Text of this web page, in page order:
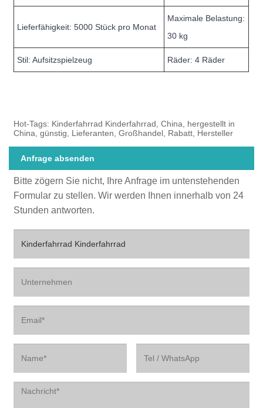
Lieferfähigkeit: 5000 Stück pro Monat
Maximale Belastung:
30 kg
Stil: Aufsitzspielzeug Räder: 4 Räder
Hot-Tags: Kinderfahrrad Kinderfahrrad, China, hergestellt in
China, günstig, Lieferanten, Großhandel, Rabatt, Hersteller
Anfrage absenden
Bitte zögern Sie nicht, Ihre Anfrage im untenstehenden
Formular zu stellen. Wir werden Ihnen innerhalb von 24
Stunden antworten.